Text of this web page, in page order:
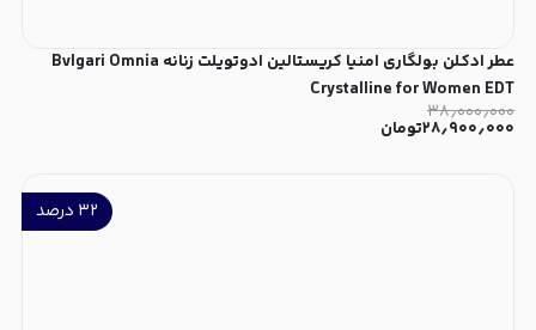
عطر ادکلن بولگاری امنیا کریستالین ادوتویلت زنانه Bvlgari Omnia
Crystalline for Women EDT
۳۸٫۰۰۰٫۰۰۰
۲۸٫۹۰۰٫۰۰۰تومان
۳۲ درصد